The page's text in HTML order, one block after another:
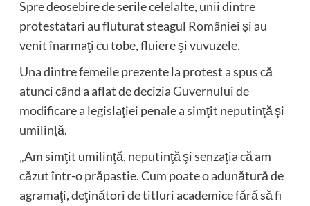
Spre deosebire de serile celelalte, unii dintre
protestatari au fluturat steagul României şi au
venit înarmaţi cu tobe, fluiere şi vuvuzele.
Una dintre femeile prezente la protest a spus că
atunci când a aflat de decizia Guvernului de
modificare a legislaţiei penale a simţit neputinţă şi
umilinţă.
„Am simţit umilinţă, neputinţă şi senzaţia că am
căzut într-o prăpastie. Cum poate o adunătură de
agramaţi, deţinători de titluri academice fără să fi